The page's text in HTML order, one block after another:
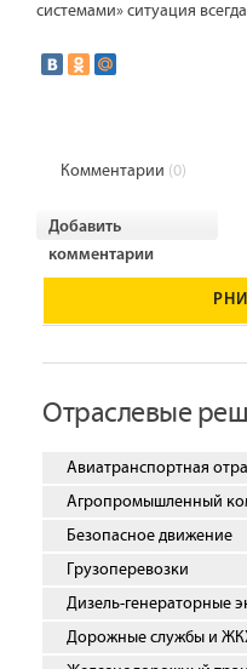
системами» ситуация
Комментарии (0)
Добавить
комментарии
Отраслевые
Авиатранспортная
Агропромышленный
Безопасное движение
Грузоперевозки
Дизель-генераторные
Дорожные службы и